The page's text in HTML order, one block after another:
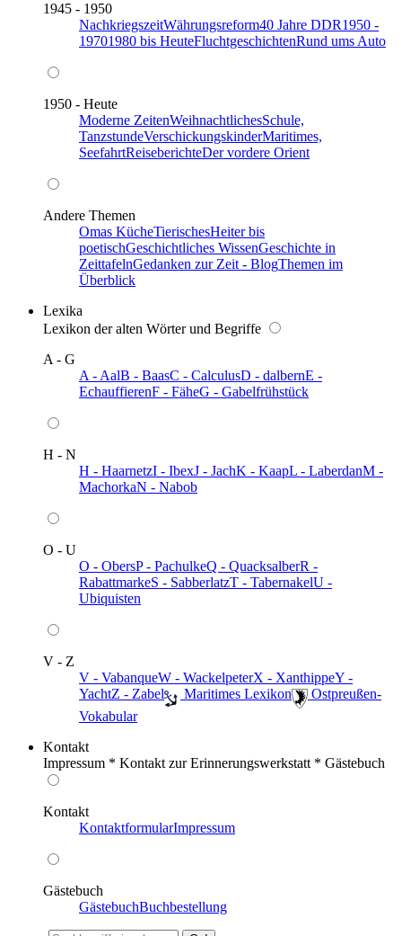
1945 - 1950
NachkriegszeitWährungsreform40 Jahre DDR1950 -
19701980 bis HeuteFluchtgeschichtenRund ums Auto
1950 - Heute
Moderne ZeitenWeihnachtlichesSchule,
TanzstundeVerschickungskinderMaritimes,
SeefahrtReiseberichteDer vordere Orient
Andere Themen
Omas KücheTierischesHeiter bis
poetischGeschichtliches WissenGeschichte in
ZeittafelnGedanken zur Zeit - BlogThemen im
Überblick
Lexika
Lexikon der alten Wörter und Begriffe
A - G
A - AalB - BaasC - CalculusD - dalbernE -
EchauffierenF - FäheG - Gabelfrühstück
H - N
H - HaarnetzI - IbexJ - JachK - KaapL - LaberdanM -
MachorkaN - Nabob
O - U
O - ObersP - PachulkeQ - QuacksalberR -
RabattmarkeS - SabberlatzT - TabernakelU -
Ubiquisten
V - Z
V - VabanqueW - WackelpeterX - XanthippeY -
YachtZ - Zabel ️ Maritimes Lexikon
️ Ostpreußen-
Vokabular
Kontakt
Impressum * Kontakt zur Erinnerungswerkstatt * Gästebuch
Kontakt
KontaktformularImpressum
Gästebuch
GästebuchBuchbestellung